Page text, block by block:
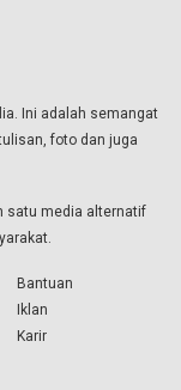
Ini adalah semangat
foto dan juga
satu media alternatif
Bantuan
Iklan
Karir